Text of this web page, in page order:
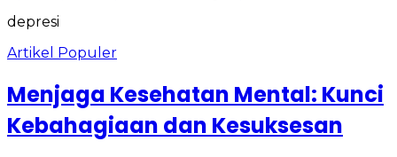
depresi
Artikel Populer
Menjaga Kesehatan Mental: Kunci
Kebahagiaan dan Kesuksesan